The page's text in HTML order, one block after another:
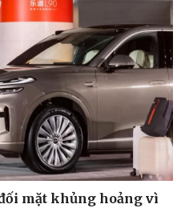
mặt khủng hoảng vì